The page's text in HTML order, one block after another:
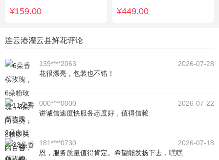
¥159.00 ¥449.00
连云港灌云县鲜花评论
139****2063
2026-07-28
花很漂亮，包装也不错！
000****0000
2026-07-22
讲诚信速度快服务态度好，值得信赖
181****0730
2026-07-18
恩，服务质量值得肯定。希望能发扬下去，嘿嘿